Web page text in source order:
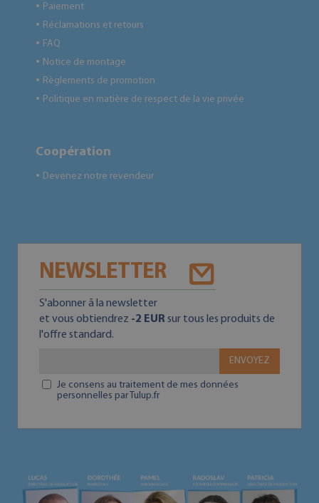
● Paiement
● Réclamations et retours
● FAQ
● Notice de montage
● Règlements de promotion
● Politique en matière de respect de la vie privée
Coopération
● Devenez notre revendeur
NEWSLETTER
S'abonner ā la newsletter
et vous obtiendrez -2 EUR sur tous les produits de
l'offre standard.
ENVOYEZ
Je consens au traitement de mes données
personnelles par Tulup.fr